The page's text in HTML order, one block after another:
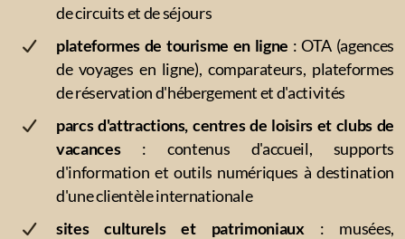
de circuits et de séjours
plateformes de tourisme en ligne : OTA (agences
de voyages en ligne), comparateurs, plateformes
de réservation d'hébergement et d'activités
parcs d'attractions, centres de loisirs et clubs de
vacances: contenus d'accueil, supports
d'information et outils numériques à destination
d'une clientèle internationale
sites culturels et patrimoniaux : musées,